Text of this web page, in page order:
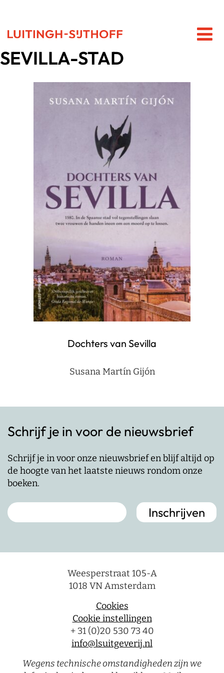
SEVILLA-STAD
Dochters van Sevilla
Susana Martín Gijón
Schrijf je in voor de nieuwsbrief
Schrijf je in voor onze nieuwsbrief en blijf altijd op
de hoogte van het laatste nieuws rondom onze
boeken.
Weesperstraat 105-A
1018 VN Amsterdam
Cookies
Cookie instellingen
+ 31 (0)20 530 73 40
info@lsuitgeverij.nl
Wegens technische omstandigheden zijn we